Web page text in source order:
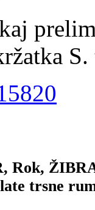
trsne